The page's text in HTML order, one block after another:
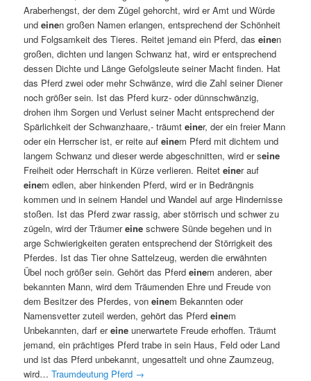
Araberhengst, der dem Zügel gehorcht, wird er Amt und Würde
undeinen großen Namen erlangen, entsprechend der Schönheit
und Folgsamkeit des Tieres. Reitet jemand ein Pferd, daseinen
großen, dichten und langen Schwanz hat, wird er entsprechend
dessen Dichte und Länge Gefolgsleute seiner Macht finden. Hat
das Pferd zwei oder mehr Schwänze, wird die Zahl seiner Diener
noch größer sein. Ist das Pferd kurz- oder dünnschwänzig,
drohen ihm Sorgen und Verlust seiner Macht entsprechend der
Spärlichkeit der Schwanzhaare,- träumteiner, der ein freier Mann
oder ein Herrscher ist, er reite aufeinem Pferd mit dichtem und
langem Schwanz und dieser werde abgeschnitten, wird er seine
Freiheit oder Herrschaft in Kürze verlieren. Reiteteiner auf
einem edlen, aber hinkenden Pferd, wird er in Bedrängnis
kommen und in seinem Handel und Wandel auf arge Hindernisse
stoßen. Ist das Pferd zwar rassig, aber störrisch und schwer zu
zügeln, wird der Träumereine schwere Sünde begehen und in
arge Schwierigkeiten geraten entsprechend der Störrigkeit des
Pferdes. Ist das Tier ohne Sattelzeug, werden die erwähnten
Übel noch größer sein. Gehört das Pferdeinem anderen, aber
bekannten Mann, wird dem Träumenden Ehre und Freude von
dem Besitzer des Pferdes, voneinem Bekannten oder
Namensvetter zuteil werden, gehört das Pferdeinem
Unbekannten, darf ereine unerwartete Freude erhoffen. Träumt
jemand, ein prächtiges Pferd trabe in sein Haus, Feld oder Land
und ist das Pferd unbekannt, ungesattelt und ohne Zaumzeug,
wird…Traumdeutung Pferd →